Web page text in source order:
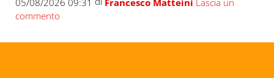
commento